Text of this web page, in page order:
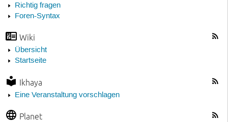
Richtig fragen
Foren-Syntax
Wiki
Übersicht
Startseite
Ikhaya
Eine Veranstaltung vorschlagen
Planet